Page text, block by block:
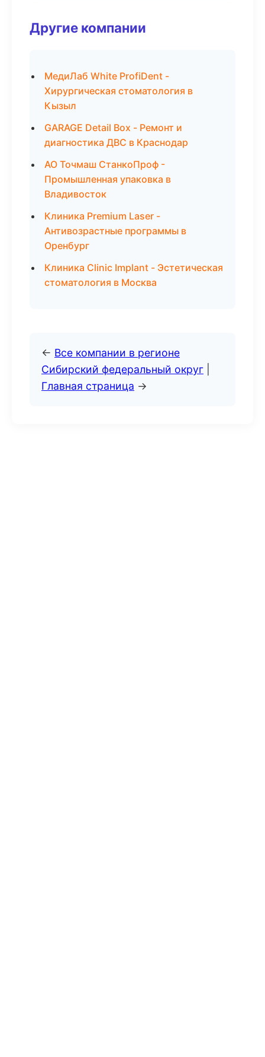
Другие компании
МедиЛаб White ProfiDent -
Хирургическая стоматология в
Кызыл
GARAGE Detail Box - Ремонт и
диагностика ДВС в Краснодар
АО Точмаш СтанкоПроф -
Промышленная упаковка в
Владивосток
Клиника Premium Laser -
Антивозрастные программы в
Оренбург
Клиника Clinic Implant - Эстетическая
стоматология в Москва
← Все компании в регионе
Сибирский федеральный округ
Главная страница →